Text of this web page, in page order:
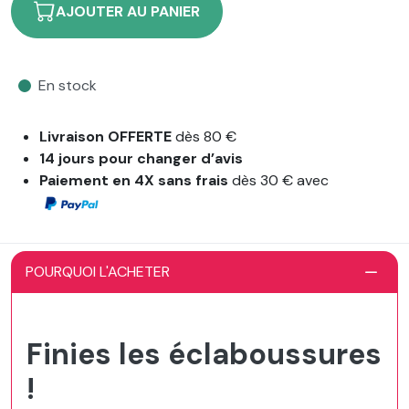
AJOUTER AU PANIER
En stock
Livraison OFFERTEdès 80 €
14 jours pour changer d’avis
Paiement en 4X sans fraisdès 30 € avec
POURQUOI L'ACHETER
Finies les éclaboussures
!